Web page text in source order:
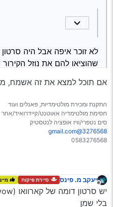
לא זוכר איפה אבל היה
שהוציאו להם את נוזל
אם תוכל למצא את זה אשמח,
התקנת ומכירת מולטימדיות, פאנלים ועוד
חסימת מולטימדיה אאוטנט/קיידרואיד/אחר
סים נטפרי/וויז אופציה לנטסטיק
3276568@gmail.com
0583276568
יעקב מ. פינס סיירת פיקוח
בלי שמן